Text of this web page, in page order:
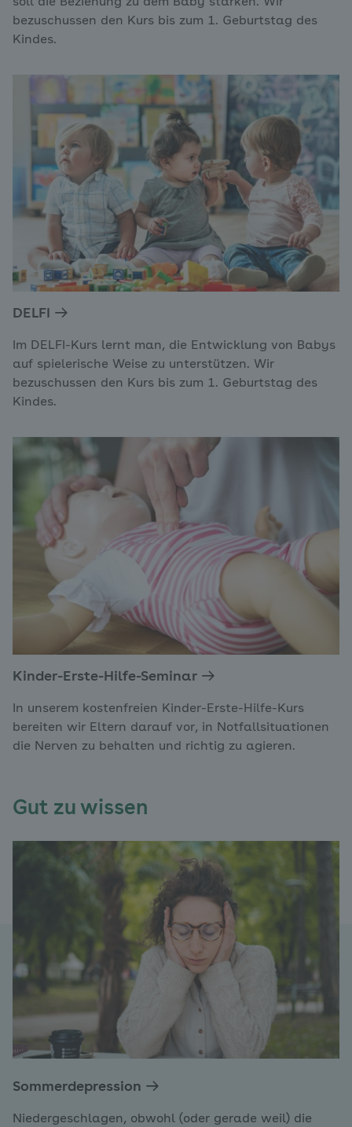
bezuschussen den Kurs bis zum 1. Geburtstag des
Kindes.
DELFI
Im DELFI-Kurs lernt man, die Entwicklung von Babys
auf spielerische Weise zu unterstützen. Wir
bezuschussen den Kurs bis zum 1. Geburtstag des
Kindes.
Kinder-Erste-Hilfe-Seminar
In unserem kostenfreien Kinder-Erste-Hilfe-Kurs
bereiten wir Eltern darauf vor, in Notfallsituationen
die Nerven zu behalten und richtig zu agieren.
Gut zu wissen
Sommerdepression
Niedergeschlagen, obwohl (oder gerade weil) die